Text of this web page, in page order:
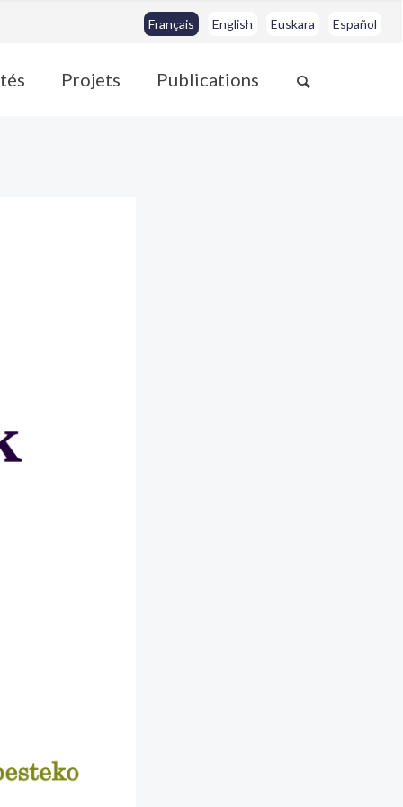
Français English Euskara Español
Projets Publications